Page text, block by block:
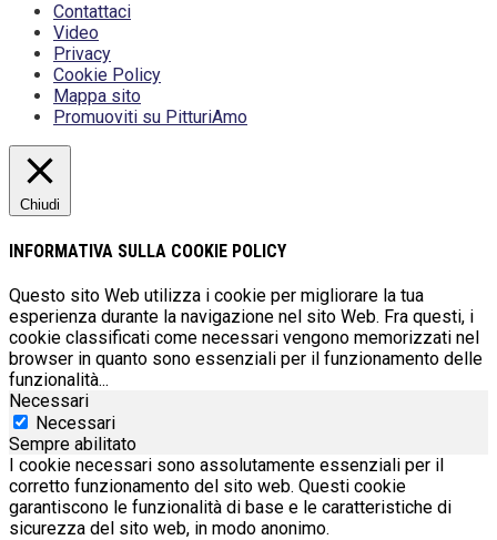
Contattaci
Video
Privacy
Cookie Policy
Mappa sito
Promuoviti su PitturiAmo
Chiudi
INFORMATIVA SULLA COOKIE POLICY
Questo sito Web utilizza i cookie per migliorare la tua
esperienza durante la navigazione nel sito Web. Fra questi, i
cookie classificati come necessari vengono memorizzati nel
browser in quanto sono essenziali per il funzionamento delle
funzionalità...
Necessari
Necessari
Sempre abilitato
I cookie necessari sono assolutamente essenziali per il
corretto funzionamento del sito web. Questi cookie
garantiscono le funzionalità di base e le caratteristiche di
sicurezza del sito web, in modo anonimo.